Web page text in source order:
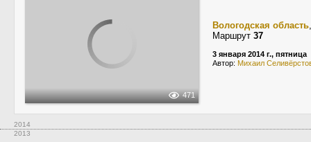
471
Вологодская область
Маршрут 37
3 января 2014 г., пятница
Автор: Михаил
2014
2013